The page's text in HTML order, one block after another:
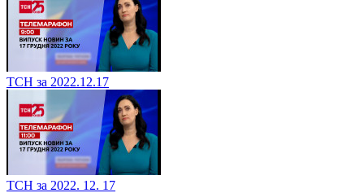
ТСН за 2022.12.17
ТСН за 2022. 12. 17